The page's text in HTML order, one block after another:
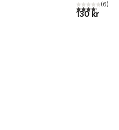
4,2utav 5(6)
130 kr